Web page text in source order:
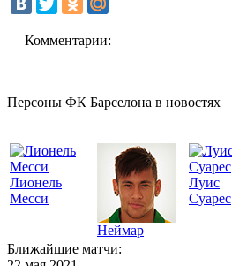
Комментарии:
Персоны ФК Барселона в новостях
Лионель
Месси
Неймар
Луис
Суарес
Ближайшие матчи: